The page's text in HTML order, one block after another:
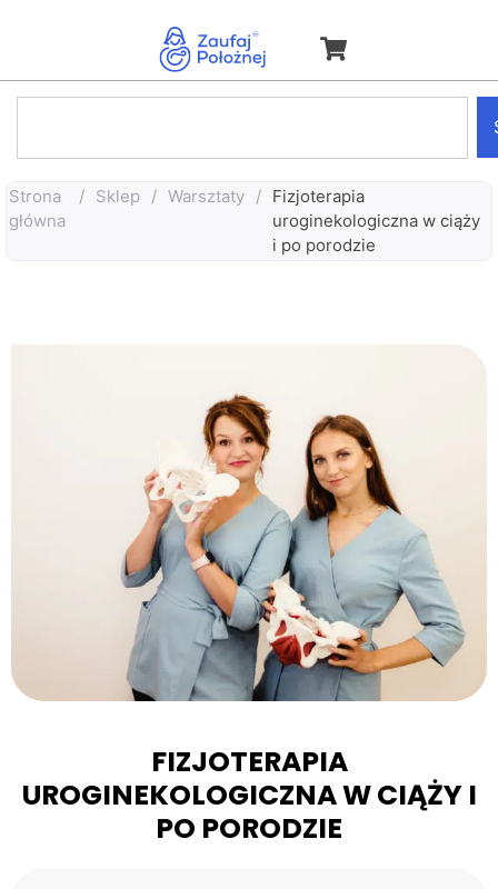
Strona
główna
/ Sklep / Warsztaty / Fizjoterapia
uroginekologiczna w ciąży
i po porodzie
FIZJOTERAPIA
UROGINEKOLOGICZNA W CIĄŻY I
PO PORODZIE